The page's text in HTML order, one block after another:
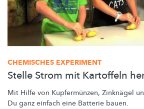
CHEMISCHES EXPERIMENT
Stelle Strom mit Kartoffeln
Mit Hilfe von Kupfermünzen, Zinknägel
Du ganz einfach eine Batterie bauen.